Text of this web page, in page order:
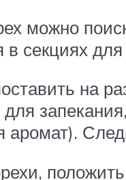
можно
в секциях
на
для
аромат).